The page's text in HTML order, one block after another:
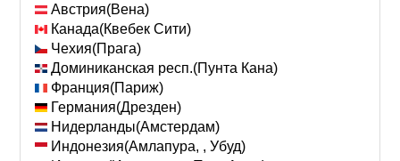
contents
Австрия(Вена)
Канада(Квебек Сити)
Чехия(Прага)
Доминиканская респ.(Пунта Кана)
Франция(Париж)
Германия(Дрезден)
Нидерланды(Амстердам)
Индонезия(Амлапура, , Убуд)